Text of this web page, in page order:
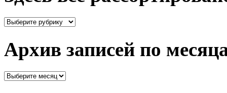
Здесь
Архив записей по
Архив